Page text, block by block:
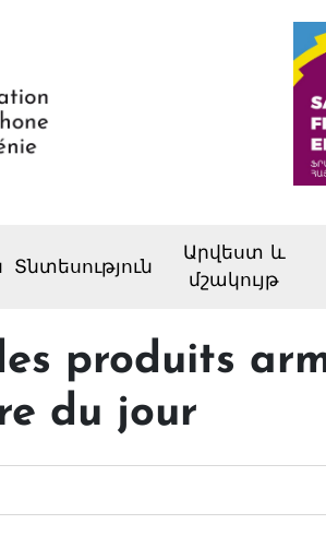
Տնտեսություն
Արվեստ և
մշակույթ
produits
du jour